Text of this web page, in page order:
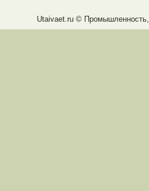
Utaivaet.ru ©